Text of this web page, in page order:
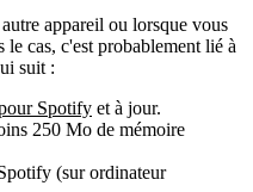
appareil ou lorsque vous
le cas, c'est probablement lié à
suit :
Spotify et à jour.
250 Mo de mémoire
(sur ordinateur